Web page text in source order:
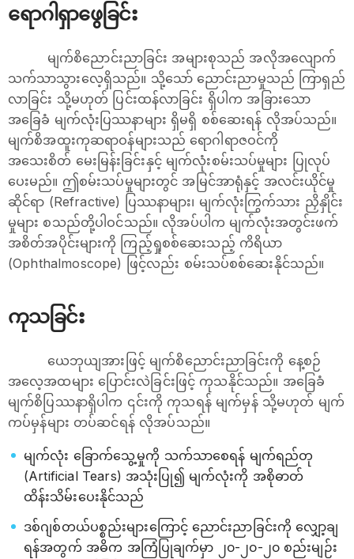
ရောဂါရှာဖွေခြင်း
မျက်စိညောင်းညာခြင်း အများစုသည် အလိုအလျောက်
သက်သာသွားလေ့ရှိသည်။ သို့သော် ညောင်းညာမှုသည် ကြာရှည်
လာခြင်း သို့မဟုတ် ပြင်းထန်လာခြင်း ရှိပါက အခြားသော
အခြေခံ မျက်လုံးပြဿနာများ ရှိမရှိ စစ်ဆေးရန် လိုအပ်သည်။
မျက်စိအထူးကုဆရာဝန်များသည် ရောဂါရာဇဝင်ကို
အသေးစိတ် မေးမြန်းခြင်းနှင့် မျက်လုံးစမ်းသပ်မှုများ ပြုလုပ်
ပေးမည်။ ဤစမ်းသပ်မှုများတွင် အမြင်အာရုံနှင့် အလင်းယိုင်မှု
ဆိုင်ရာ (Refractive) ပြဿနာများ၊ မျက်လုံးကြွက်သား ညှိနှိုင်း
မှုများ စသည်တို့ပါဝင်သည်။ လိုအပ်ပါက မျက်လုံးအတွင်းဖက်
အစိတ်အပိုင်းများကို ကြည့်ရှုစစ်ဆေးသည့် ကိရိယာ
(Ophthalmoscope) ဖြင့်လည်း စမ်းသပ်စစ်ဆေးနိုင်သည်။
ကုသခြင်း
ယေဘုယျအားဖြင့် မျက်စိညောင်းညာခြင်းကို နေ့စဉ်
အလေ့အထများ ပြောင်းလဲခြင်းဖြင့် ကုသနိုင်သည်။ အခြေခံ
မျက်စိပြဿနာရှိပါက ၎င်းကို ကုသရန် မျက်မှန် သို့မဟုတ် မျက်
ကပ်မှန်များ တပ်ဆင်ရန် လိုအပ်သည်။
မျက်လုံး ခြောက်သွေ့မှုကို သက်သာစေရန် မျက်ရည်တု
(Artificial Tears) အသုံးပြု၍ မျက်လုံးကို အစိုဓာတ်
ထိန်းသိမ်းပေးနိုင်သည်
ဒစ်ဂျစ်တယ်ပစ္စည်းများကြောင့် ညောင်းညာခြင်းကို လျှော့ချ
ရန်အတွက် အဓိက အကြံပြုချက်မှာ ၂၀-၂၀-၂၀ စည်းမျဉ်း